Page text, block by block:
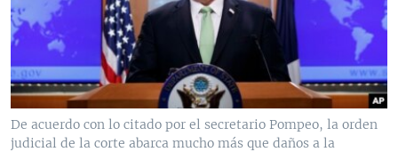
VENEZUELA
BRASIL
NICARAGUA
ECONOMÍA
ENTRETENIMIENTO Y CULTURA
TECNOLOGÍA
DEPORTES
CIENCIA Y SALUD
MULTIMEDIA
VIDEOS
FOTOGRAFÍA
AUDIOS
PROGRAMAS TV
EL MUNDO AL DÍA
FORO INTERAMERICANO
VISIÓN 360
RADIO
AVANCE INFORMATIVO
AUDIONOTICIAS
DIRECT
DOCUMENTALES DE LA VOA
De acuerdo con lo citado por el secretario Pompeo, la orden
judicial de la corte abarca mucho más que daños a la